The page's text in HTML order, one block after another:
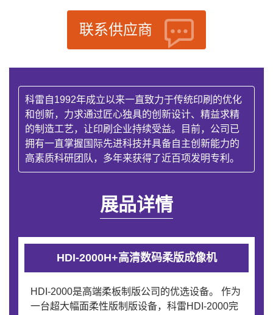
联系供应商
科雷自1992年成立以来一直致力于传统印刷的优化
和创新，力求通过匠心独具的创新设计、精益求精
的制造工艺，让印刷企业持续受益。目前，公司已
拥有一直掌握国际先进科技并具备自主创新能力的
高素质科研团队，多年来获得了近百项发明专利。
展品详情
HDI-2000H+高清数码柔版成像机
HDI-2000是高端柔板制版公司的优选设备。 作为
一台超大幅面柔性版制版设备，科雷HDI-2000完